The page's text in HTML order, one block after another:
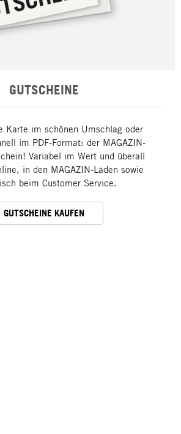
GUTSCHEINE
Karte im schönen Umschlag oder
im PDF-Format: der MAGAZIN-
Variabel im Wert und überall
in den MAGAZIN-Läden sowie
beim Customer Service.
GUTSCHEINE KAUFEN